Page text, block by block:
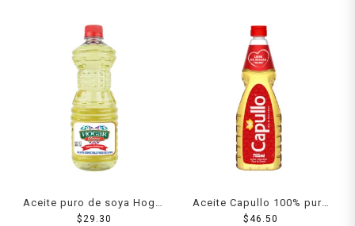
Aceite puro de soya Hogar
800 ml
$ 29.30
Aceite Capullo 100% puro
de canola 755 ml
$46.50